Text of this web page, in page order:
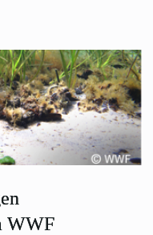
WWF